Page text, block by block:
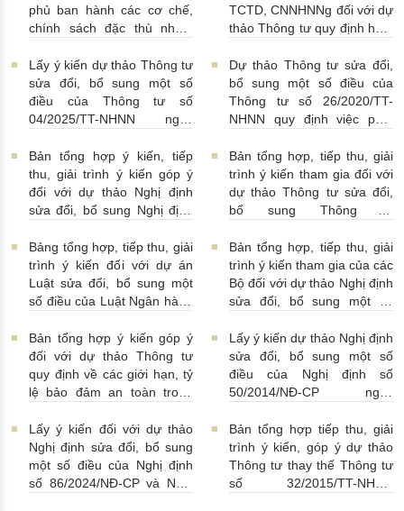
phủ ban hành các cơ chế,
chính sách đặc thù nhằm
pháp luật về phòng, chống
rửa tiền nhằm đáp ứng yêu
cầu cấp bách trong thực
hiện cam kết quốc tế về trao
về thuế
22/07/2026 |
14:54:00
TCTD, CNNHNNg đối với dự
thảo Thông tư quy định hoạt
nhận tiền gửi, mua, bán có
kỳ hạn GTCG giữa các
TCTD, CNNHNNg
20/07/2026 | 09:32:00
Lấy ý kiến dự thảo Thông tư
sửa đổi, bổ sung một số
điều của Thông tư số
04/2025/TT-NHNN ngày
định thời hạn lưu trữ hồ sơ,
tài liệu ngành Ngân hàng
16/07/2026 | 10:00:00
Dự thảo Thông tư sửa đổi,
bổ sung một số điều của
Thông tư số 26/2020/TT-
NHNN quy định việc phát
của Ngân hàng Nhà nước
16/07/2026 | 09:41:00
Bản tổng hợp ý kiến, tiếp
thu, giải trình ý kiến góp ý
đối với dự thảo Nghị định
sửa đổi, bổ sung Nghị định
13/07/2026 | 16:00:00
Bản tổng hợp, tiếp thu, giải
trình ý kiến tham gia đối với
dự thảo Thông tư sửa đổi,
bổ sung Thông tư
13/07/2026 | 02:19:00
Bảng tổng hợp, tiếp thu, giải
trình ý kiến đối với dự án
Luật sửa đổi, bổ sung một
số điều của Luật Ngân hàng
Phòng, chống rửa tiền và
Luật Các tổ chức tín dụng
08/07/2026 | 11:21:00
Bản tổng hợp, tiếp thu, giải
trình ý kiến tham gia của các
Bộ đối với dự thảo Nghị định
sửa đổi, bổ sung một số
58/2021/NĐ-CP
07/07/2026
| 15:01:00
Bản tổng hợp ý kiến góp ý
đối với dự thảo Thông tư
quy định về các giới hạn, tỷ
lệ bảo đảm an toàn trong
thương mại, chi nhánh ngân
hàng nước ngoài
25/06/2026 | 16:00:00
Lấy ý kiến dự thảo Nghị định
sửa đổi, bổ sung một số
điều của Nghị định số
50/2014/NĐ-CP ngày
ngoại hối nhà nước
23/06/2026 | 08:00:00
Lấy ý kiến đối với dự thảo
Nghị định sửa đổi, bổ sung
một số điều của Nghị định
số 86/2024/NĐ-CP và Nghị
Bản tổng hợp tiếp thu, giải
trình ý kiến, góp ý dự thảo
Thông tư thay thế Thông tư
số 32/2015/TT-NHNN